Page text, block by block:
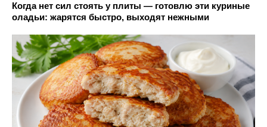
Когда нет сил стоять у плиты — готовлю эти куриные
оладьи: жарятся быстро, выходят нежными